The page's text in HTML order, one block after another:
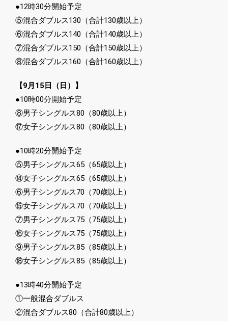
●12時30分開始予定
⑤混合ダブルス130（合計130歳以上）
⑥混合ダブルス140（合計140歳以上）
⑦混合ダブルス150（合計150歳以上）
⑧混合ダブルス160（合計160歳以上）
【9月15日（日）】
●10時00分開始予定
⑧男子シングルス80（80歳以上）
⑰女子シングルス80（80歳以上）
●10時20分開始予定
⑤男子シングルス65（65歳以上）
⑭女子シングルス65（65歳以上）
⑥男子シングルス70（70歳以上）
⑮女子シングルス70（70歳以上）
⑦男子シングルス75（75歳以上）
⑯女子シングルス75（75歳以上）
⑨男子シングルス85（85歳以上）
⑱女子シングルス85（85歳以上）
●13時40分開始予定
①一般混合ダブルス
②混合ダブルス80（合計80歳以上）